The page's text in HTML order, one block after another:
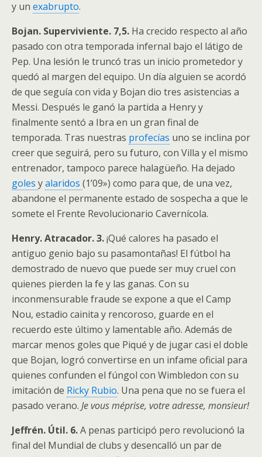
y un exabrupto.
Bojan. Superviviente. 7,5. Ha crecido respecto al año
pasado con otra temporada infernal bajo el látigo de
Pep. Una lesión le truncó tras un inicio prometedor y
quedó al margen del equipo. Un día alguien se acordó
de que seguía con vida y Bojan dio tres asistencias a
Messi. Después le ganó la partida a Henry y
finalmente sentó a Ibra en un gran final de
temporada. Tras nuestras profecías uno se inclina por
creer que seguirá, pero su futuro, con Villa y el mismo
entrenador, tampoco parece halagüeño. Ha dejado
goles yalaridos (1’09») como para que, de una vez,
abandone el permanente estado de sospecha a que le
somete el Frente Revolucionario Cavernícola.
Henry. Atracador. 3.¡Qué calores ha pasado el
antiguo genio bajo su pasamontañas! El fútbol ha
demostrado de nuevo que puede ser muy cruel con
quienes pierden la fe y las ganas. Con su
inconmensurable fraude se expone a que el Camp
Nou, estadio cainita y rencoroso, guarde en el
recuerdo este último y lamentable año. Además de
marcar menos goles que Piqué y de jugar casi el doble
que Bojan, logró convertirse en un infame oficial para
quienes confunden el fúngol con Wimbledon con su
imitación de Ricky Rubio. Una pena que no se fuera el
pasado verano. Je vous méprise, votre adresse, monsieur!
Jeffrén. Útil. 6.A penas participó pero revolucionó la
final del Mundial de clubs y desencalló un par de